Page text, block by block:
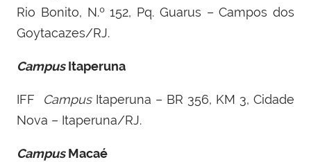
Rio Bonito, N.º 152, Pq. Guarus – Campos dos
Goytacazes/RJ.
CampusItaperuna
IFF ­ CampusItaperuna – BR 356, KM 3, Cidade
Nova – Itaperuna/RJ.
CampusMacaé